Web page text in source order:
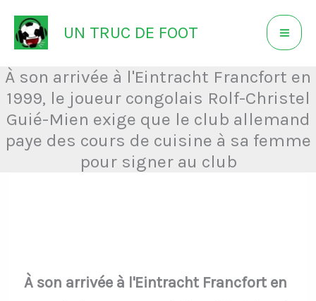
Aller
au
contenu
UN TRUC DE FOOT
À son arrivée à l'Eintracht Francfort en
1999, le joueur congolais Rolf-Christel
Guié-Mien exige que le club allemand
paye des cours de cuisine à sa femme
pour signer au club
À son arrivée à l'Eintracht Francfort en